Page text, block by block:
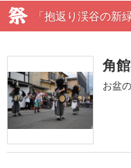
「抱返り渓谷の新
角
お盆